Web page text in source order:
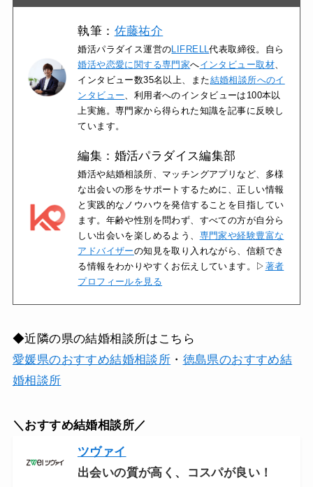
執筆： 佐藤祐介
婚活パラダイス運営の LIFRELL代表取締役。自ら
婚活や恋愛に関する専門家へインタビュー取材、
インタビュー数35名以上、また結婚相談所へのイ
ンタビュー 、利用者へのインタビューは100本以
上実施。専門家から得られた知識を記事に反映し
ています。
編集：婚活パラダイス編集部
婚活や結婚相談所、マッチングアプリなど、多様
な出会いの形をサポートするために、正しい情報
と実践的なノウハウを発信することを目指してい
ます。年齢や性別を問わず、すべての方が自分ら
しい出会いを楽しめるよう、 専門家や経験豊富な
アドバイザーの知見を取り入れながら、信頼でき
る情報をわかりやすくお伝えしています。▷ 著者
プロフィールを見る
◆近隣の県の結婚相談所はこちら
愛媛県のおすすめ結婚相談所 ・ 徳島県のおすすめ結
婚相談所
＼おすすめ結婚相談所／
ツヴァイ
出会いの質が高く、コスパが良い！